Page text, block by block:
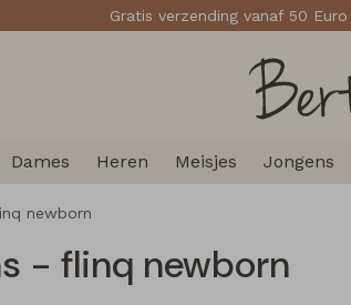
Gratis verzending vanaf 50
Dames Heren Meisjes Jongens
newborn
- flinq newborn